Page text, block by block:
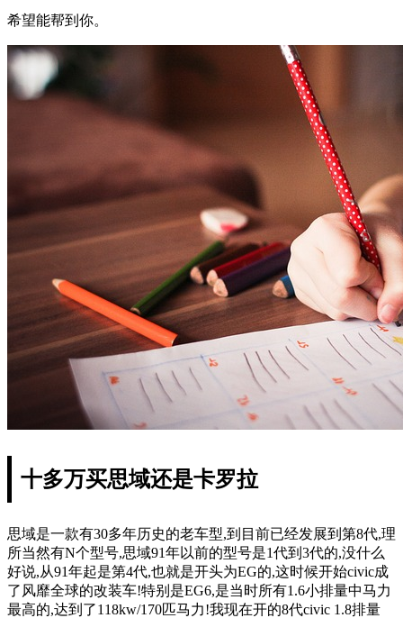
希望能帮到你。
十多万买思域还是卡罗拉
思域是一款有30多年历史的老车型,到目前已经发展到第8代,理
所当然有N个型号,思域91年以前的型号是1代到3代的,没什么
好说,从91年起是第4代,也就是开头为EG的,这时候开始civic成
了风靡全球的改装车!特别是EG6,是当时所有1.6小排量中马力
最高的,达到了118kw/170匹马力!我现在开的8代civic 1.8排量